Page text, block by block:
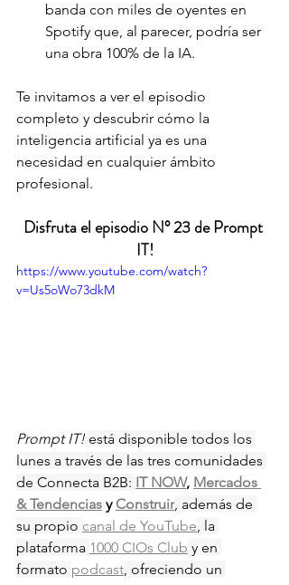
banda con miles de oyentes en
Spotify que, al parecer, podría ser
una obra 100% de la IA.
Te invitamos a ver el episodio
completo y descubrir cómo la
inteligencia artificial ya es una
necesidad en cualquier ámbito
profesional.
Disfruta el episodio N° 23 de Prompt
IT!
https://www.youtube.com/watch?
v=Us5oWo73dkM
Prompt IT! está disponible todos los
lunes a través de las tres comunidades
de Connecta B2B: IT NOW, Mercados
& Tendencias y Construir , además de
su propio canal de YouTube , la
plataforma 1000 CIOs Club y en
formato podcast , ofreciendo un